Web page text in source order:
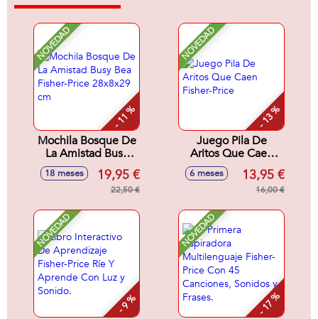
NOVEDAD
- 11 %
Mochila Bosque De
La Amistad Busy
Bea Fisher-Price
28x8x29 cm
18 meses 19,95 €
22,50 €
NOVEDAD
- 13 %
Juego Pila De
Aritos Que Caen
Fisher-Price
6 meses 13,95 €
16,00 €
NOVEDAD
- 9 %
NOVEDAD
- 17 %